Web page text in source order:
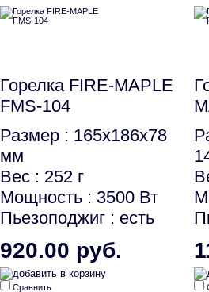
Горелка FIRE-MAPLE
FMS-104
Размер : 165x186x78
мм
Вес : 252 г
Мощность : 3500 Вт
Пьезоподжиг : есть
920.00 руб.
Сравнить